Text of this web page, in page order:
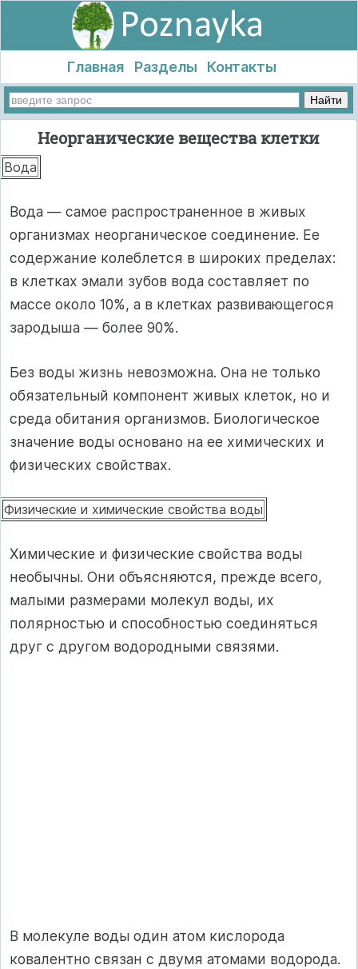
Главная Разделы Контакты
Неорганические вещества клетки
Вода
Вода — самое распространенное в живых
организмах неорганическое соединение. Ее
содержание колеблется в широких пределах:
в клетках эмали зубов вода составляет по
массе около 10%, а в клетках развивающегося
зародыша — более 90%.
Без воды жизнь невозможна. Она не только
обязательный компонент живых клеток, но и
среда обитания организмов. Биологическое
значение воды основано на ее химических и
физических свойствах.
Физические и химические свойства воды
Химические и физические свойства воды
необычны. Они объясняются, прежде всего,
малыми размерами молекул воды, их
полярностью и способностью соединяться
друг с другом водородными связями.
В молекуле воды один атом кислорода
ковалентно связан с двумя атомами водорода.